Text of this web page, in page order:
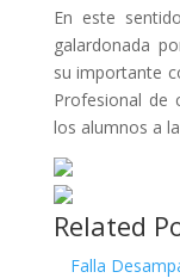
En este
galardonada
su importante
Profesional de
los alumnos a
Related
Falla